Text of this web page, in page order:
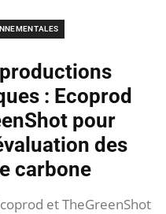
: Ecoprod
pour
des
carbone
et TheGreenShot